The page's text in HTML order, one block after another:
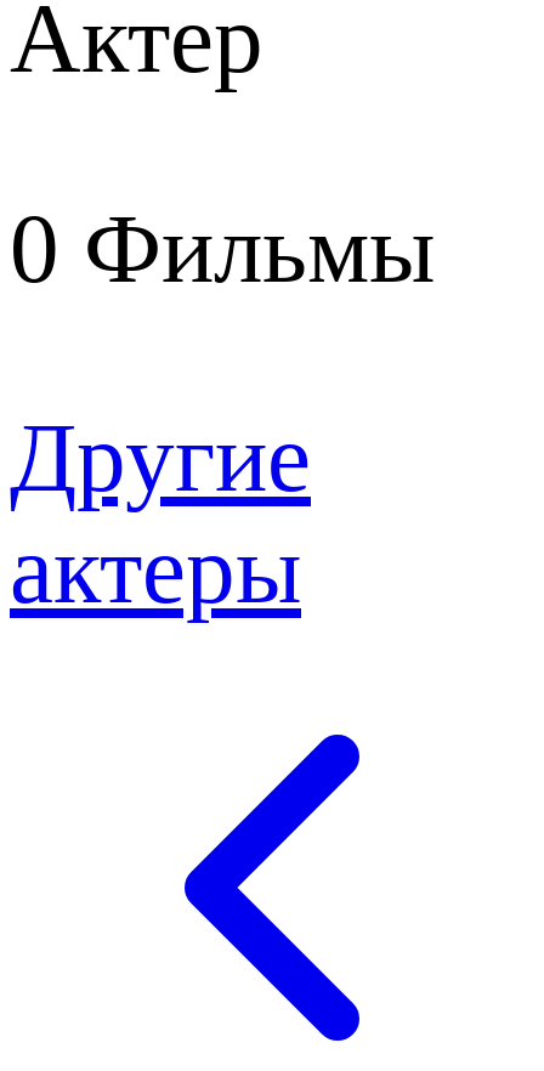
Актер
0 Фильмы
Другие
актеры